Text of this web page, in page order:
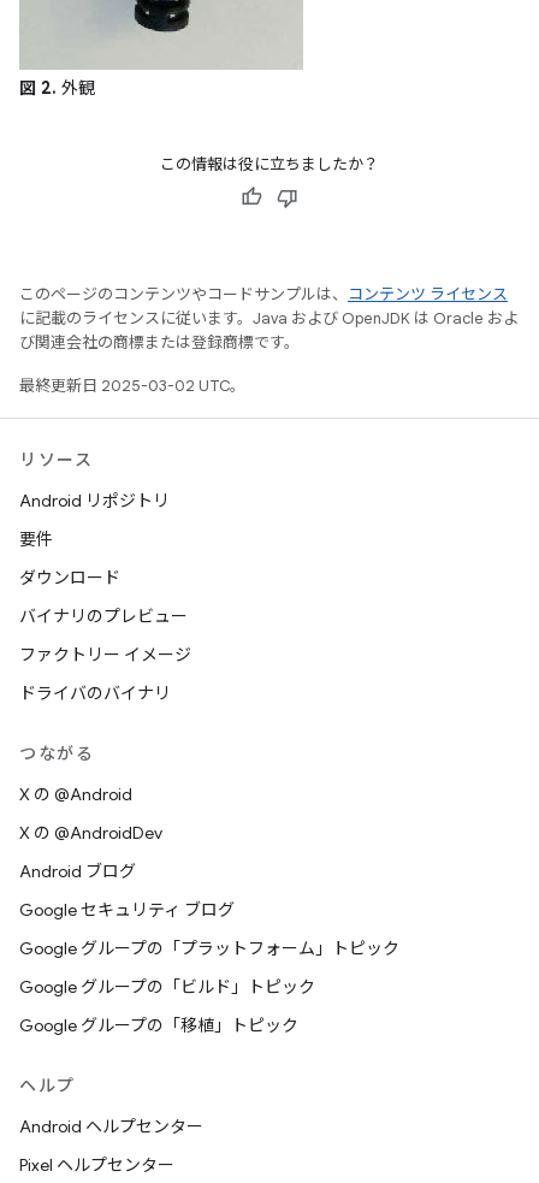
図 2. 外観
この情報は役に立ちましたか？
このページのコンテンツやコードサンプルは、
コンテンツ ライセンス
に記載のライセンスに従います。Java および OpenJDK は Oracle およ
び関連会社の商標または登録商標です。
最終更新日 2025-03-02 UTC。
リソース
Android リポジトリ
要件
ダウンロード
バイナリのプレビュー
ファクトリー イメージ
ドライバのバイナリ
つながる
X の @Android
X の @AndroidDev
Android ブログ
Google セキュリティ ブログ
Google グループの「プラットフォーム」トピック
Google グループの「ビルド」トピック
Google グループの「移植」トピック
ヘルプ
Android ヘルプセンター
Pixel ヘルプセンター